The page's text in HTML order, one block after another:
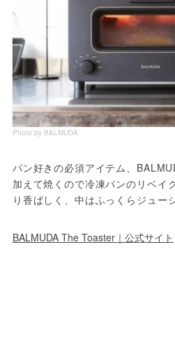
Photo by BALMUDA
パン好きの必須アイテム、
加えて焼くので冷凍パンのリベイ
り香ばしく、中はふっくらジュー
BALMUDA The Toaster｜公式サイト